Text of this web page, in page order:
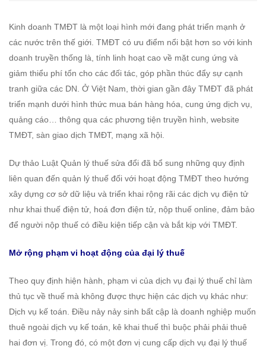
Kinh doanh TMĐT là một loại hình mới đang phát triển mạnh ở
các nước trên thế giới. TMĐT có ưu điểm nổi bật hơn so với kinh
doanh truyền thống là, tính linh hoạt cao về mặt cung ứng và
giảm thiểu phí tổn cho các đối tác, góp phần thúc đẩy sự cạnh
tranh giữa các DN. Ở Việt Nam, thời gian gần đây TMĐT đã phát
triển mạnh dưới hình thức mua bán hàng hóa, cung ứng dịch vụ,
quảng cáo… thông qua các phương tiện truyền hình, website
TMĐT, sàn giao dịch TMĐT, mạng xã hội.
Dự thảo Luật Quản lý thuế sửa đổi đã bổ sung những quy định
liên quan đến quản lý thuế đối với hoạt động TMĐT theo hướng
xây dựng cơ sở dữ liệu và triển khai rộng rãi các dịch vụ điện tử
như khai thuế điện tử, hoá đơn điện tử, nộp thuế online, đảm bảo
để người nộp thuế có điều kiện tiếp cận và bắt kịp với TMĐT.
Mở rộng phạm vi hoạt động của đại lý thuế
Theo quy định hiện hành, phạm vi của dịch vụ đại lý thuế chỉ làm
thủ tục về thuế mà không được thực hiện các dịch vụ khác như:
Dịch vụ kế toán. Điều nảy nảy sinh bất cập là doanh nghiệp muốn
thuê ngoài dịch vụ kế toán, kê khai thuế thì buộc phải phải thuê
hai đơn vị. Trong đó, có một đơn vị cung cấp dịch vụ đại lý thuế